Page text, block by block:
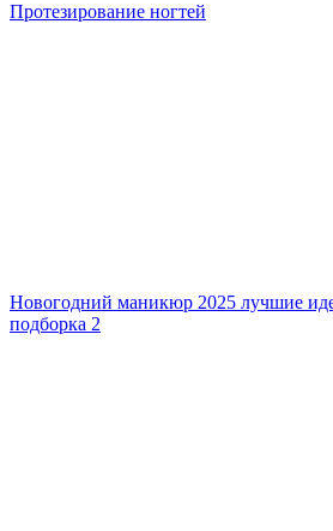
Протезирование ногтей
Новогодний маникюр 2025 лучшие
подборка 2